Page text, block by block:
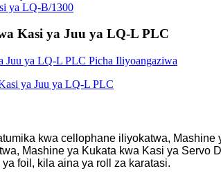
ya LQ-B/1300
Kasi ya Juu ya LQ-L PLC
kwa cellophane iliyokatwa,
Mashine ya Kukata kwa Kasi ya
foil, kila aina ya roll za karatasi.